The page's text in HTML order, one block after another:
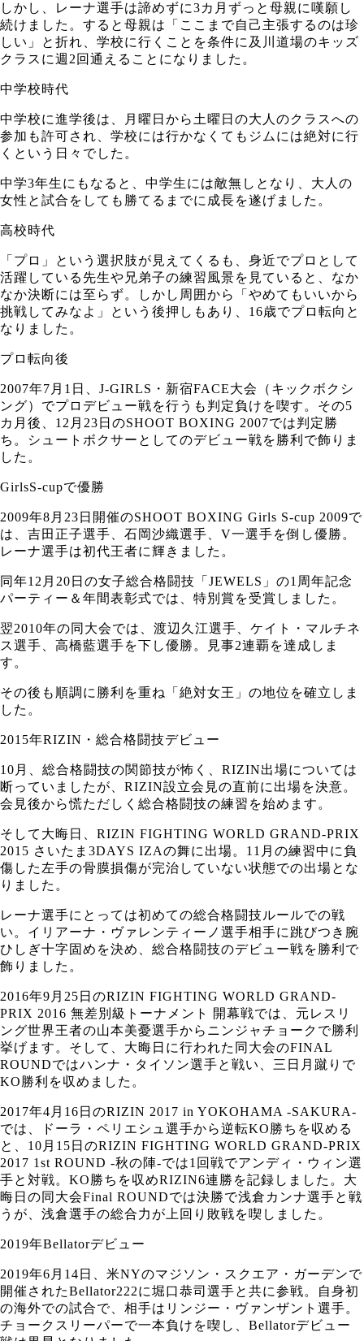
しかし、レーナ選手は諦めずに3カ月ずっと母親に嘆願し
続けました。すると母親は「ここまで自己主張するのは珍
しい」と折れ、学校に行くことを条件に及川道場のキッズ
クラスに週2回通えることになりました。
中学校時代
中学校に進学後は、月曜日から土曜日の大人のクラスへの
参加も許可され、学校には行かなくてもジムには絶対に行
くという日々でした。
中学3年生にもなると、中学生には敵無しとなり、大人の
女性と試合をしても勝てるまでに成長を遂げました。
高校時代
「プロ」という選択肢が見えてくるも、身近でプロとして
活躍している先生や兄弟子の練習風景を見ていると、なか
なか決断には至らず。しかし周囲から「やめてもいいから
挑戦してみなよ」という後押しもあり、16歳でプロ転向と
なりました。
プロ転向後
2007年7月1日、J-GIRLS・新宿FACE大会（キックボクシ
ング）でプロデビュー戦を行うも判定負けを喫す。その5
カ月後、12月23日のSHOOT BOXING 2007では判定勝
ち。シュートボクサーとしてのデビュー戦を勝利で飾りま
した。
GirlsS-cupで優勝
2009年8月23日開催のSHOOT BOXING Girls S-cup 2009で
は、吉田正子選手、石岡沙織選手、V一選手を倒し優勝。
レーナ選手は初代王者に輝きました。
同年12月20日の女子総合格闘技「JEWELS」の1周年記念
パーティー＆年間表彰式では、特別賞を受賞しました。
翌2010年の同大会では、渡辺久江選手、ケイト・マルチネ
ス選手、高橋藍選手を下し優勝。見事2連覇を達成しま
す。
その後も順調に勝利を重ね「絶対女王」の地位を確立しま
した。
2015年RIZIN・総合格闘技デビュー
10月、総合格闘技の関節技が怖く、RIZIN出場については
断っていましたが、RIZIN設立会見の直前に出場を決意。
会見後から慌ただしく総合格闘技の練習を始めます。
そして大晦日、RIZIN FIGHTING WORLD GRAND-PRIX
2015 さいたま3DAYS IZAの舞に出場。11月の練習中に負
傷した左手の骨膜損傷が完治していない状態での出場とな
りました。
レーナ選手にとっては初めての総合格闘技ルールでの戦
い。イリアーナ・ヴァレンティーノ選手相手に跳びつき腕
ひしぎ十字固めを決め、総合格闘技のデビュー戦を勝利で
飾りました。
2016年9月25日のRIZIN FIGHTING WORLD GRAND-
PRIX 2016 無差別級トーナメント 開幕戦では、元レスリ
ング世界王者の山本美憂選手からニンジャチョークで勝利
挙げます。そして、大晦日に行われた同大会のFINAL
ROUNDではハンナ・タイソン選手と戦い、三日月蹴りで
KO勝利を収めました。
2017年4月16日のRIZIN 2017 in YOKOHAMA -SAKURA-
では、ドーラ・ペリエシュ選手から逆転KO勝ちを収める
と、10月15日のRIZIN FIGHTING WORLD GRAND-PRIX
2017 1st ROUND -秋の陣-では1回戦でアンディ・ウィン選
手と対戦。KO勝ちを収めRIZIN6連勝を記録しました。大
晦日の同大会Final ROUNDでは決勝で浅倉カンナ選手と戦
うが、浅倉選手の総合力が上回り敗戦を喫しました。
2019年Bellatorデビュー
2019年6月14日、米NYのマジソン・スクエア・ガーデンで
開催されたBellator222に堀口恭司選手と共に参戦。自身初
の海外での試合で、相手はリンジー・ヴァンザント選手。
チョークスリーパーで一本負けを喫し、Bellatorデビュー